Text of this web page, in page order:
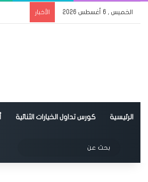
الخميس , 6 أغسطس 2026 الأخبار
الرئيسية كورس تداول الخيارات الثنائية
الوضع المظلم
عن